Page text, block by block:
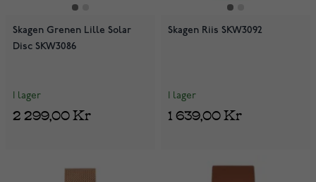
Skagen Grenen Lille Solar
Disc SKW3086
I lager
2 299,00 Kr
Skagen Riis SKW3092
I lager
1 639,00 Kr